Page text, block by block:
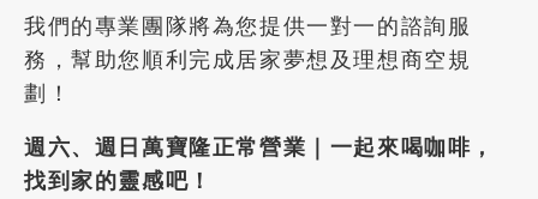
我們的專業團隊將為您提供一對一的諮詢服
務，幫助您順利完成居家夢想及理想商空規
劃！
週六、週日萬寶隆正常營業｜一起來喝咖啡，
找到家的靈感吧！